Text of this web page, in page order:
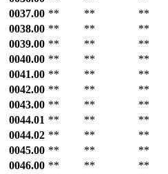
0037.00 ** ** **
0038.00 ** ** **
0039.00 ** ** **
0040.00 ** ** **
0041.00 ** ** **
0042.00 ** ** **
0043.00 ** ** **
0044.01 ** ** **
0044.02 ** ** **
0045.00 ** ** **
0046.00 ** ** **